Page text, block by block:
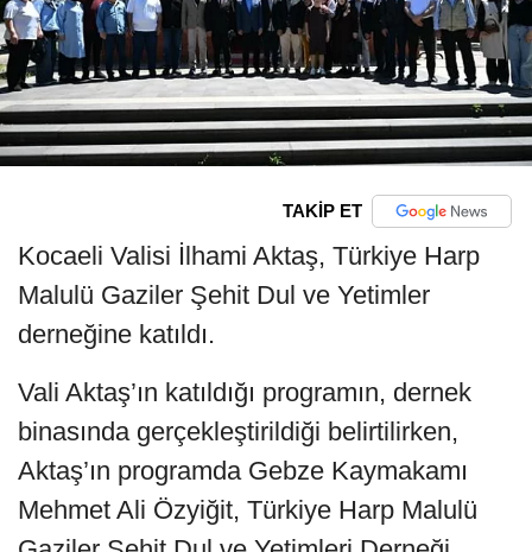
TAKİP ET
Kocaeli Valisi İlhami Aktaş, Türkiye Harp
Malulü Gaziler Şehit Dul ve Yetimler
derneğine katıldı.
Vali Aktaş’ın katıldığı programın, dernek
binasında gerçekleştirildiği belirtilirken,
Aktaş’ın programda Gebze Kaymakamı
Mehmet Ali Özyiğit, Türkiye Harp Malulü